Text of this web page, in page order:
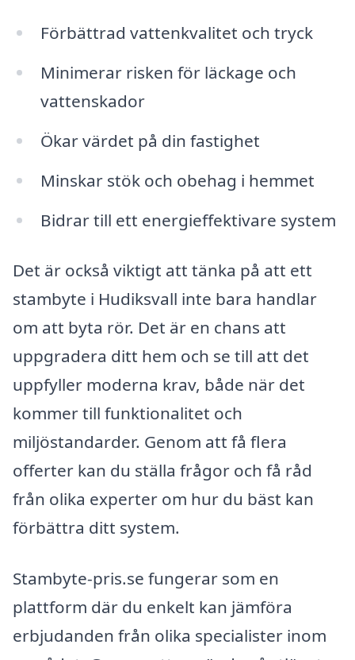
Förbättrad vattenkvalitet och tryck
Minimerar risken för läckage och
vattenskador
Ökar värdet på din fastighet
Minskar stök och obehag i hemmet
Bidrar till ett energieffektivare system
Det är också viktigt att tänka på att ett
stambyte i Hudiksvall inte bara handlar
om att byta rör. Det är en chans att
uppgradera ditt hem och se till att det
uppfyller moderna krav, både när det
kommer till funktionalitet och
miljöstandarder. Genom att få flera
offerter kan du ställa frågor och få råd
från olika experter om hur du bäst kan
förbättra ditt system.
Stambyte-pris.se fungerar som en
plattform där du enkelt kan jämföra
erbjudanden från olika specialister inom